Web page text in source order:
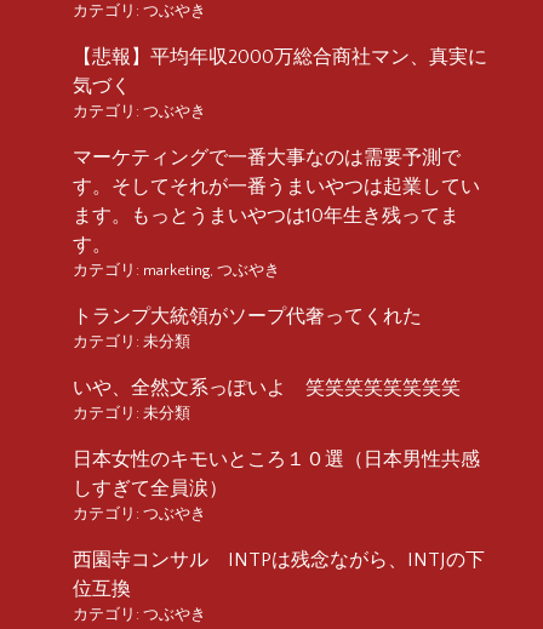
カテゴリ: つぶやき
【悲報】平均年収2000万総合商社マン、真実に
気づく
カテゴリ: つぶやき
マーケティングで一番大事なのは需要予測で
す。そしてそれが一番うまいやつは起業してい
ます。もっとうまいやつは10年生き残ってま
す。
カテゴリ: marketing つぶやき
トランプ大統領がソープ代奢ってくれた
カテゴリ: 未分類
いや、全然文系っぽいよ 笑笑笑笑笑笑笑笑
カテゴリ: 未分類
日本女性のキモいところ１０選（日本男性共感
しすぎて全員涙）
カテゴリ: つぶやき
西園寺コンサル INTPは残念ながら、INTJの下
位互換
カテゴリ: つぶやき